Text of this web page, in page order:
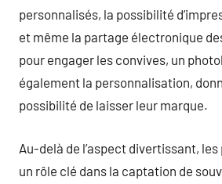
personnalisés, la possibilité
et même la partage électronique
pour engager les convives, un
également la personnalisation,
possibilité de laisser leur marque.
Au-delà de l’aspect divertissant,
un rôle clé dans la captation de